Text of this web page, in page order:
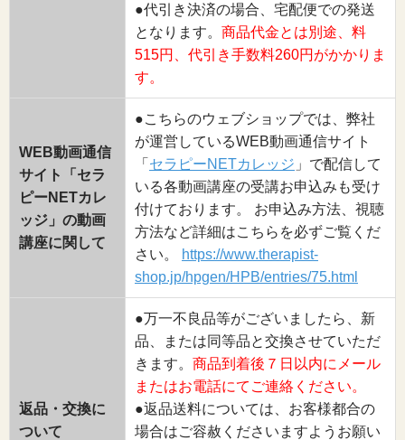
●代引き決済の場合、宅配便での発送
となります。 商品代金とは別途、料
515円、代引き手数料260円がかかりま
す。
WEB動画通信
サイト「セラ
ピーNETカレ
ッジ」の動画
講座に関して
●こちらのウェブショップでは、弊社
が運営しているWEB動画通信サイト
「 セラピーNETカレッジ 」で配信して
いる各動画講座の受講お申込みも受け
付けております。 お申込み方法、視聴
方法など詳細はこちらを必ずご覧くだ
さい。
https://www.therapist-
shop.jp/hpgen/HPB/entries/75.html
返品・交換に
ついて
●万一不良品等がございましたら、新
品、または同等品と交換させていただ
きます。 商品到着後７日以内にメール
またはお電話にてご連絡ください。
●返品送料については、お客様都合の
場合はご容赦くださいますようお願い